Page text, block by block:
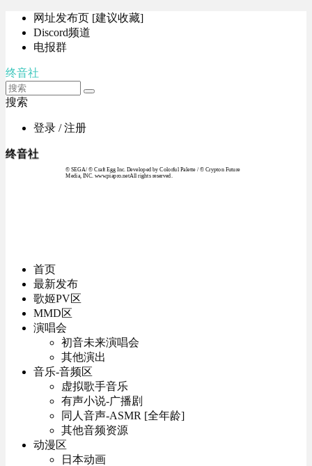
网址发布页 [建议收藏]
Discord频道
电报群
终音社
搜索
登录 / 注册
终音社
© SEGA / © Craft Egg Inc. Developed by Colorful Palette / © Crypton Future
Media, INC. www.piapro.netAll rights reserved.
首页
最新发布
歌姬PV区
MMD区
演唱会
初音未来演唱会
其他演出
音乐-音频区
虚拟歌手音乐
有声小说-广播剧
同人音声-ASMR [全年龄]
其他音频资源
动漫区
日本动画